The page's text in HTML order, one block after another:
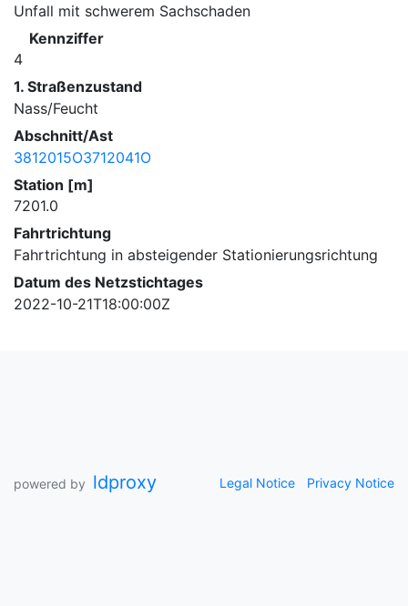
Unfall mit schwerem Sachschaden
Kennziffer
4
1. Straßenzustand
Nass/Feucht
Abschnitt/Ast
3812015O3712041O
Station [m]
7201.0
Fahrtrichtung
Fahrtrichtung in absteigender Stationierungsrichtung
Datum des Netzstichtages
2022-10-21T18:00:00Z
powered by ldproxy Legal Notice Privacy Notice